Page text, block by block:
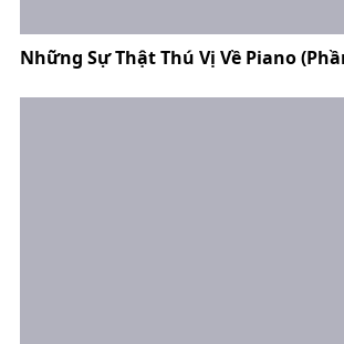
Những Sự Thật Thú Vị Về Piano